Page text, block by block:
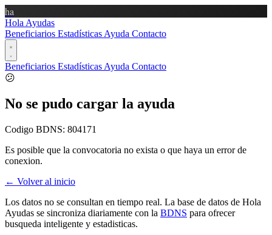
ha
Hola Ayudas
Beneficiarios Estadísticas Ayuda Contacto
Beneficiarios Estadísticas Ayuda Contacto
😕
No se pudo cargar la ayuda
Codigo BDNS: 804171
Es posible que la convocatoria no exista o que haya un error de
conexion.
← Volver al inicio
Los datos no se consultan en tiempo real. La base de datos de Hola
Ayudas se sincroniza diariamente con la BDNS para ofrecer
busqueda inteligente y estadisticas.